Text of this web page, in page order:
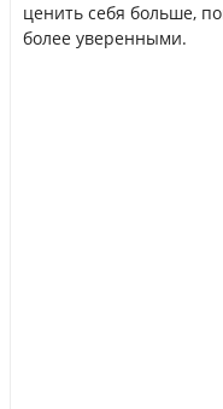
ценить себя больше,
более уверенными.